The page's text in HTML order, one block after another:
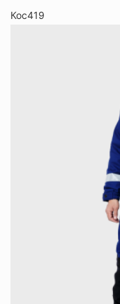
Кос419